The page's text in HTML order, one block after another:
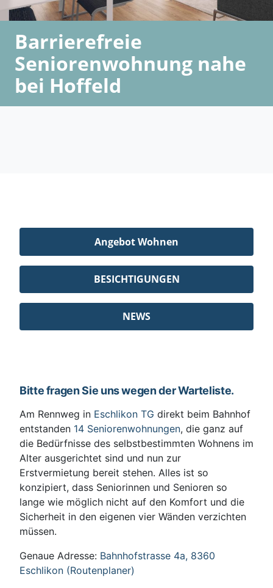
Barrierefreie
Seniorenwohnung nahe
bei Hoffeld
Angebot Wohnen
BESICHTIGUNGEN
NEWS
Bitte fragen Sie uns wegen der Warteliste.
Am Rennweg in Eschlikon TG direkt beim Bahnhof
entstanden 14 Seniorenwohnungen, die ganz auf
die Bedürfnisse des selbstbestimmten Wohnens im
Alter ausgerichtet sind und nun zur
Erstvermietung bereit stehen. Alles ist so
konzipiert, dass Seniorinnen und Senioren so
lange wie möglich nicht auf den Komfort und die
Sicherheit in den eigenen vier Wänden verzichten
müssen.
Genaue Adresse: Bahnhofstrasse 4a, 8360
Eschlikon (Routenplaner)